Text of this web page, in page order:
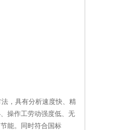
，具有分析速度快、精
操作工劳动强度低、无
能。同时符合国标